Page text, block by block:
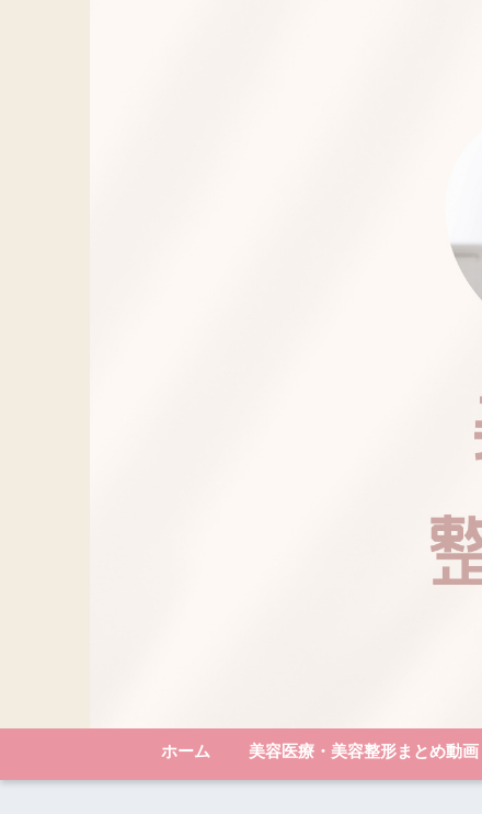
ホーム 美容医療・美容整形まとめ動画